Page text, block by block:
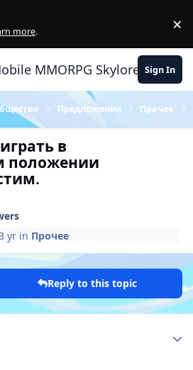
more. ×
MMORPG Skylore Sign In
Предложения Прочее
в
положении
yr in Прочее
Reply to this topic